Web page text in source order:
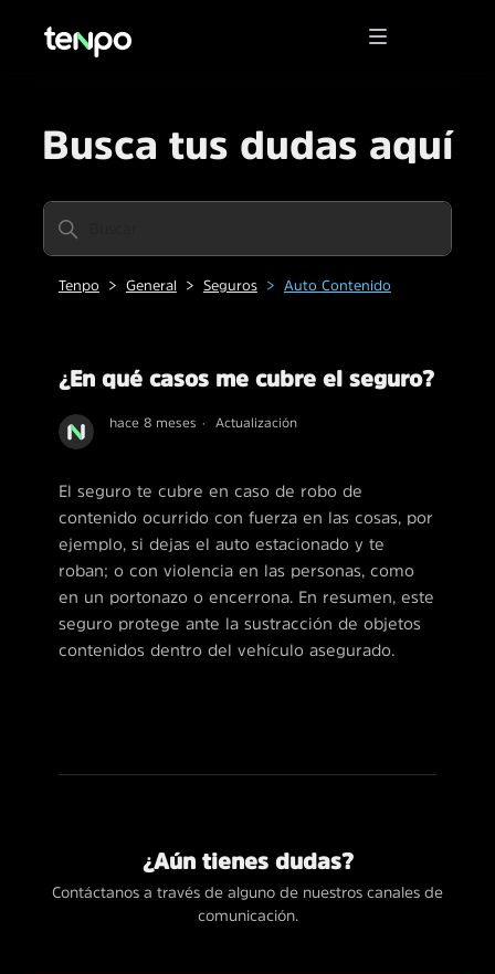
Busca tus dudas aquí
Tenpo General Seguros Auto Contenido
¿En qué casos me cubre el seguro?
hace 8 meses Actualización
El seguro te cubre en caso de robo de
contenido ocurrido con fuerza en las cosas, por
ejemplo, si dejas el auto estacionado y te
roban; o con violencia en las personas, como
en un portonazo o encerrona. En resumen, este
seguro protege ante la sustracción de objetos
contenidos dentro del vehículo asegurado.
¿Aún tienes dudas?
Contáctanos a través de alguno de nuestros canales de
comunicación.